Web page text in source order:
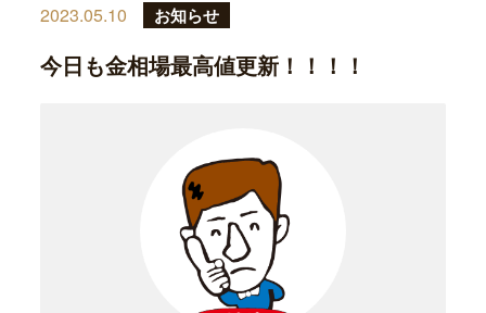
2023.05.10 お知らせ
今日も金相場最高値更新！！！！